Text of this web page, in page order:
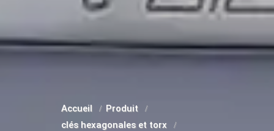
Accueil
Produit
clés hexagonales et torx